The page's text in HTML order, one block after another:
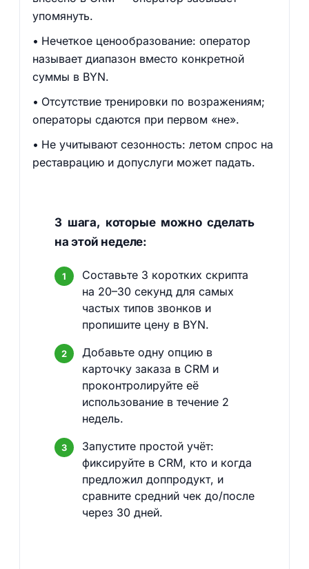
упомянуть.
Нечеткое ценообразование: оператор
называет диапазон вместо конкретной
суммы в BYN.
Отсутствие тренировки по возражениям;
операторы сдаются при первом «не».
Не учитывают сезонность: летом спрос на
реставрацию и допуслуги может падать.
3 шага, которые можно сделать
на этой неделе:
Составьте 3 коротких скрипта
на 20–30 секунд для самых
частых типов звонков и
пропишите цену в BYN.
Добавьте одну опцию в
карточку заказа в CRM и
проконтролируйте её
использование в течение 2
недель.
Запустите простой учёт:
фиксируйте в CRM, кто и когда
предложил доппродукт, и
сравните средний чек до/после
через 30 дней.